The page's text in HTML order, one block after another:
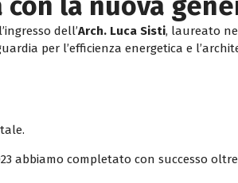
dell’Arch. Luca Sisti, laureato
per l’efficienza energetica e
abbiamo completato con successo